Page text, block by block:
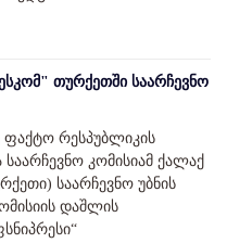
თურქეთში საარჩევნო
ფაქტო რესპუბლიკის
კომისიამ ქალაქ
საარჩევნო უბნის
დაშლის